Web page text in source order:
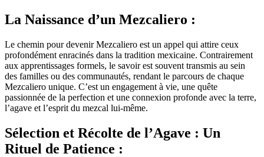
La Naissance d’un Mezcaliero :
Le chemin pour devenir Mezcaliero est un appel qui attire ceux
profondément enracinés dans la tradition mexicaine. Contrairement
aux apprentissages formels, le savoir est souvent transmis au sein
des familles ou des communautés, rendant le parcours de chaque
Mezcaliero unique. C’est un engagement à vie, une quête
passionnée de la perfection et une connexion profonde avec la terre,
l’agave et l’esprit du mezcal lui-même.
Sélection et Récolte de l’Agave : Un
Rituel de Patience :